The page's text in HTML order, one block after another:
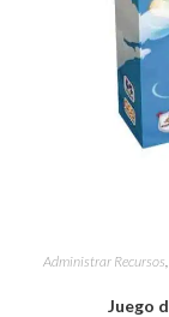
Administrar Recursos
Juego